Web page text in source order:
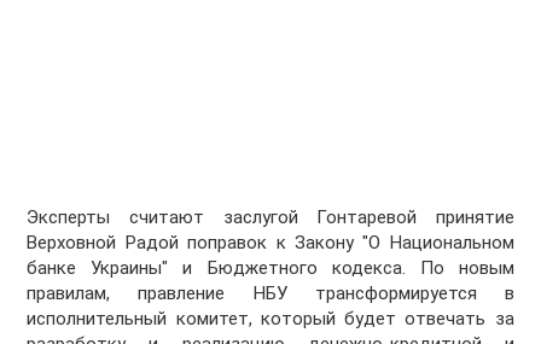
Эксперты считают заслугой Гонтаревой принятие
Верховной Радой поправок к Закону "О Национальном
банке Украины" и Бюджетного кодекса. По новым
правилам, правление НБУ трансформируется в
исполнительный комитет, который будет отвечать за